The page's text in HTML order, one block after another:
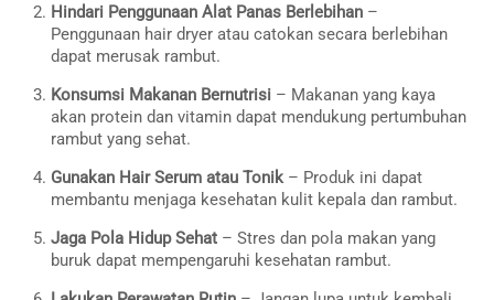
Hindari Penggunaan Alat Panas Berlebihan –
Penggunaan hair dryer atau catokan secara berlebihan
dapat merusak rambut.
Konsumsi Makanan Bernutrisi – Makanan yang kaya
akan protein dan vitamin dapat mendukung pertumbuhan
rambut yang sehat.
Gunakan Hair Serum atau Tonik– Produk ini dapat
membantu menjaga kesehatan kulit kepala dan rambut.
Jaga Pola Hidup Sehat – Stres dan pola makan yang
buruk dapat mempengaruhi kesehatan rambut.